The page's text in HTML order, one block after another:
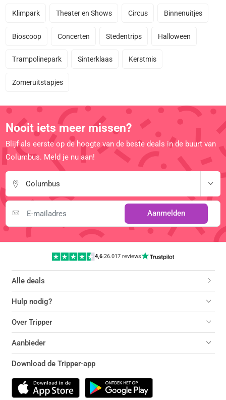
Klimpark Theater en Shows Circus Binnenuitjes
Bioscoop Concerten Stedentrips Halloween
Trampolinepark Sinterklaas Kerstmis
Zomeruitstapjes
Nooit iets meer missen?
Blijf als eerste op de hoogte van de beste deals in de buurt van
Columbus. Meld je nu aan!
Columbus
Aanmelden
4,6 |26.017 reviews
Alle deals
Hulp nodig?
Over Tripper
Aanbieder
Download de Tripper-app